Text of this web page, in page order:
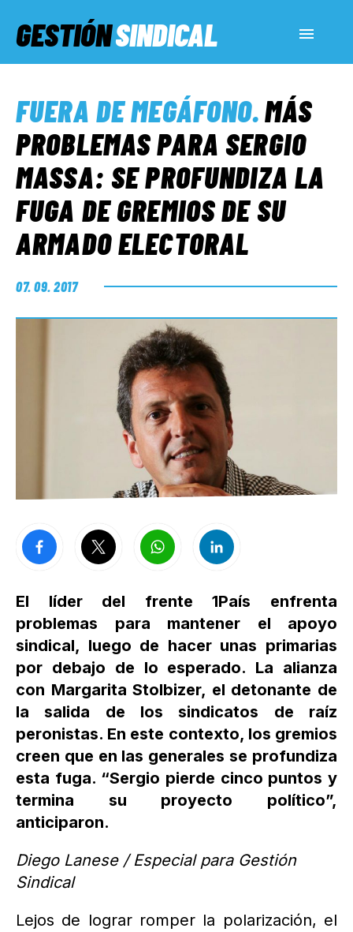
GESTIÓNSINDICAL
SERVICIOS SOCIALES
INFORMES ESPECIALES
FUERA DE MEGÁFONO
EL LADO «G»
FUERA DE MEGÁFONO.MÁS
PROBLEMAS PARA SERGIO
MASSA: SE PROFUNDIZA LA
FUGA DE GREMIOS DE SU
ARMADO ELECTORAL
07. 09. 2017
El líder del frente 1País enfrenta
problemas para mantener el apoyo
sindical, luego de hacer unas primarias
por debajo de lo esperado. La alianza
con Margarita Stolbizer, el detonante de
la salida de los sindicatos de raíz
peronistas. En este contexto, los gremios
creen que en las generales se profundiza
esta fuga. “Sergio pierde cinco puntos y
termina su proyecto político”,
anticiparon.
Diego Lanese / Especial para Gestión
Sindical
Lejos de lograr romper la polarización, el